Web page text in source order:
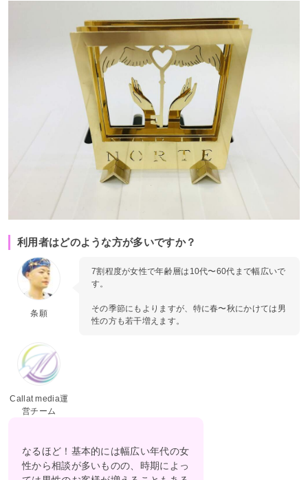
利用者はどのような方が多いですか？
条願
7割程度が女性で年齢層は10代〜60代まで幅広いで
す。
その季節にもよりますが、特に春〜秋にかけては男
性の方も若干増えます。
Callat media運
営チーム
なるほど！基本的には幅広い年代の女
性から相談が多いものの、時期によっ